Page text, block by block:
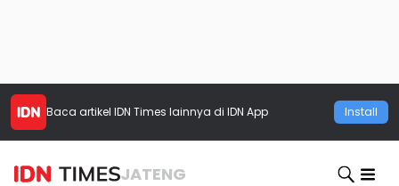
Baca artikel IDN Times lainnya di IDN App Install
JATENG